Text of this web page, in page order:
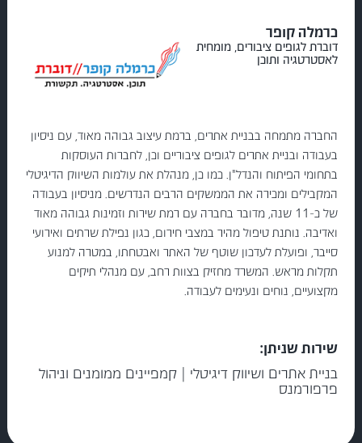
כרמלה קופר
דוברת לגופים ציבורים, מומחית
לאסטרטגיה ותוכן
החברה מתמחה בבניית אתרים, ברמת עיצוב גבוהה מאוד, עם ניסיון
בעבודה ובניית אתרים לגופים ציבוריים וכן, לחברות העוסקות
בתחומי הפיתוח והנדל"ן. כמו כן, מנהלת את עולמות השיווק הדיגיטלי
המקבילים ומכירה את הממשקים הרבים הנדרשים. מניסיון בעבודה
של כ-11 שנה, מדובר בחברה עם רמת שירות וזמינות גבוהה מאוד
ואדיבה. נותנת טיפול מהיר במצבי חירום, כגון נפילת שרתים ואירועי
סייבר, ופועלת לעדכון שוטף של האתר ואבטחתו, במטרה למנוע
תקלות מראש. המשרד מחזיק בצוות רחב, עם מנהלי תיקים
מקצועיים, נוחים ונעימים לעבודה.
שירות שניתן:
בניית אתרים ושיווק דיגיטלי | קמפיינים ממומנים וניהול
פרפורמנס